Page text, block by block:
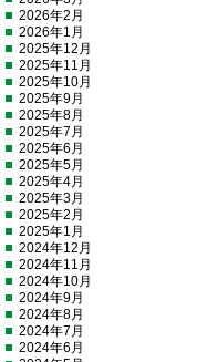
2026年2月
2026年1月
2025年12月
2025年11月
2025年10月
2025年9月
2025年8月
2025年7月
2025年6月
2025年5月
2025年4月
2025年3月
2025年2月
2025年1月
2024年12月
2024年11月
2024年10月
2024年9月
2024年8月
2024年7月
2024年6月